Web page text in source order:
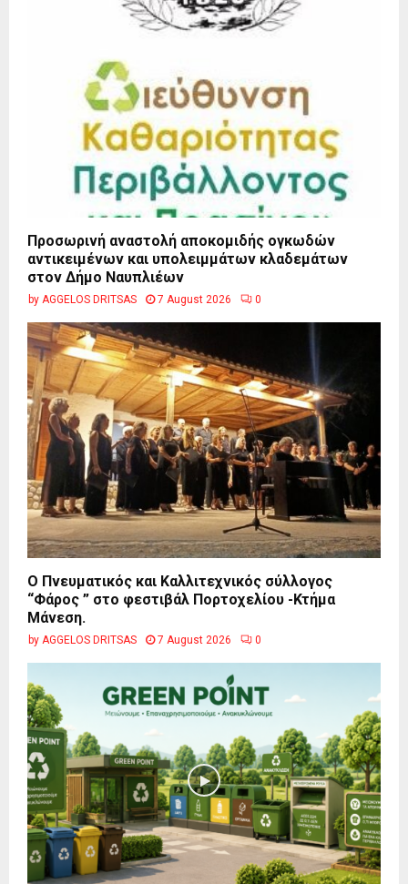
Προσωρινή αναστολή αποκομιδής ογκωδών
αντικειμένων και υπολειμμάτων κλαδεμάτων
στον Δήμο Ναυπλιέων
by AGGELOS DRITSAS 7 August 2026 0
Ο Πνευματικός και Καλλιτεχνικός σύλλογος
“Φάρος ” στο φεστιβάλ Πορτοχελίου -Κτήμα
Μάνεση.
by AGGELOS DRITSAS 7 August 2026 0